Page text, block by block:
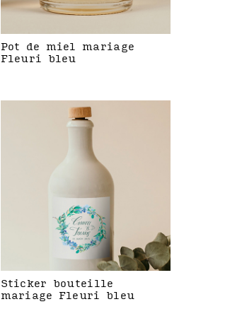
Pot de miel mariage
Fleuri bleu
Sticker bouteille
mariage Fleuri bleu